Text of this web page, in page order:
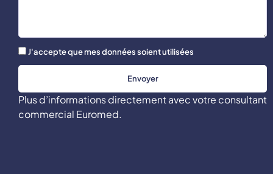
J'accepte que mes données soient utilisées
Envoyer
Plus d’informations directement avec votre consultant
commercial Euromed.